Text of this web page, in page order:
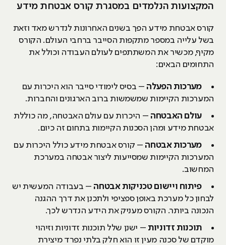
המקצועות הנלמדים במסגרת קורס אבטחת מידע
קורס אבטחת מידע הפך בשנים האחרונות לנדרש מאד וזאת
בשל עלייה במספר מתקפות הסייבר ברחבי העולם. הקורס
מקיף, מכשיר את המשתתפים לעולם העבודה וכולל את
התחומים הבאים:
מערכות הפעלה – בסיס לימודי סייבר הוא היכרות עם
המערכות הקיימות שמשמשות ברוב הארגונים והחברות.
עולם האבטחה – היכרות עם עולם האבטחה, מה כוללת
אבטחת מידע ומהן הסכנות הקיימות בתחום זה כיום.
מערכות אבטחה – קורס אבטחת מידע כולל היכרות עם
המערכות הקיימות שמסייעות ליצור אבטחה במערכת
המחשוב.
פיתוח ויישום טכניקות אבטחה – בעבודה המעשית יש
לבחון כל מערכת באופן ספציפי ולתכנן את דרך ההגנה
הנכונה ביותר. הקורס מעניק את הידע הנדרש לכך.
תוכנות זדוניות – ישנן שלל תוכנות זדוניות וזיהוי
מוקדם של סכנה מעין זו הוא חלק בלתי נפרד מיצירת